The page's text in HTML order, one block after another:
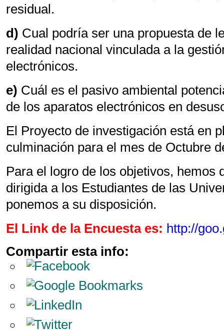
residual.
d) Cual podría ser una propuesta de
realidad nacional vinculada a la
electrónicos.
e) Cuál es el pasivo ambiental
de los aparatos electrónicos en
El Proyecto de investigación está en
culminación para el mes de Octubre
Para el logro de los objetivos, hemos
dirigida a los Estudiantes de las
ponemos a su disposición.
El Link de la Encuesta es: http://
Compartir esta info: